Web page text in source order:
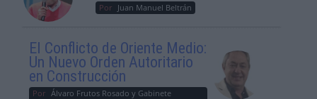
Por Juan Manuel Beltrán
El Conflicto de Oriente Medio:
Un Nuevo Orden Autoritario
en Construcción
Por Álvaro Frutos Rosado y Gabinete